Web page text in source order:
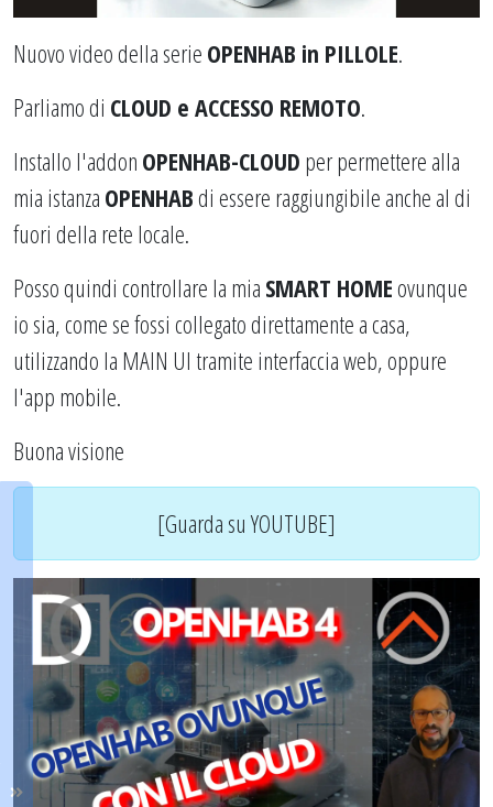
Nuovo video della serie OPENHAB in PILLOLE.
Parliamo di CLOUD e ACCESSO REMOTO.
Installo l'addon OPENHAB-CLOUD per permettere alla
mia istanza OPENHABdi essere raggiungibile anche al di
fuori della rete locale.
Posso quindi controllare la mia SMART HOMEovunque
io sia, come se fossi collegato direttamente a casa,
utilizzando la MAIN UI tramite interfaccia web, oppure
l'app mobile.
Buona visione
[Guarda su YOUTUBE]